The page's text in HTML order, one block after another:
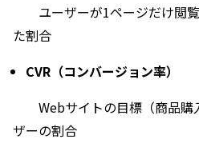
ユーザーが1ページだけ閲
た割合
CVR（コンバージョン率）
Webサイトの目標（商品購
ザーの割合